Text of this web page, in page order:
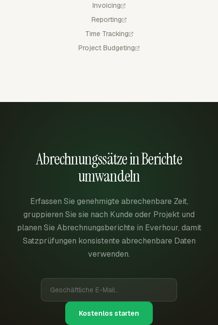
Invoicing
Reporting
Time Tracking
Project Budgeting
Abrechnungssätze in Berichte
umwandeln
Erfassen Sie genehmigte abrechenbare Zeit,
gruppieren Sie sie nach Kunde oder Projekt und
planen Sie Abrechnungsberichte in Everhour, damit
Satzprüfungen konsistente abrechenbare Daten
verwenden.
Kostenlos starten